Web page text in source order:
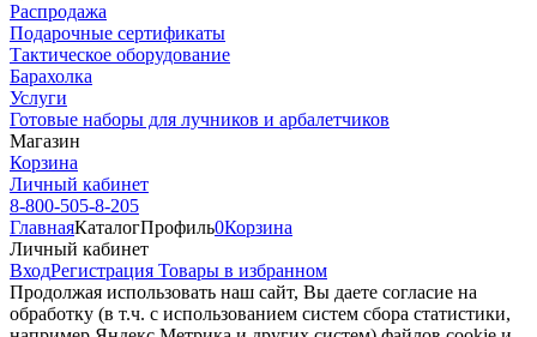
Распродажа
Подарочные сертификаты
Тактическое оборудование
Барахолка
Услуги
Готовые наборы для лучников и арбалетчиков
Магазин
Корзина
Личный кабинет
8-800-505-8-205
ГлавнаяКаталогПрофиль0Корзина
Личный кабинет
ВходРегистрация Товары в избранном
Продолжая использовать наш cайт, Вы даете согласие на
обработку (в т.ч. с использованием систем сбора статистики,